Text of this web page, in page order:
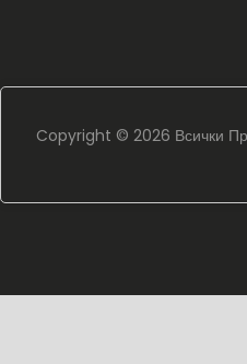
Copyright © 2026 Всички